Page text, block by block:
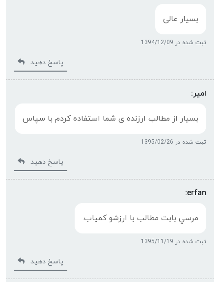
بسیار عالی
ثبت شده در 1394/12/09
پاسخ دهید
امیر:
بسیار از مطالب ارزنده ی شما استفاده کردم با سپاس
ثبت شده در 1395/02/26
پاسخ دهید
erfan:
مرسي بابت مطالب با ارزشو كمياب.
ثبت شده در 1395/11/19
پاسخ دهید